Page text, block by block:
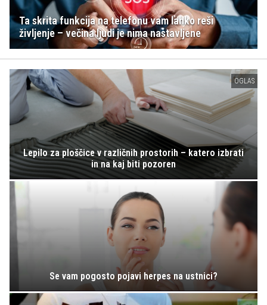
Ta skrita funkcija na telefonu vam lahko reši
življenje – večina ljudi je nima nastavljene
OGLAS
Lepilo za ploščice v različnih prostorih – katero izbrati
in na kaj biti pozoren
Se vam pogosto pojavi herpes na ustnici?